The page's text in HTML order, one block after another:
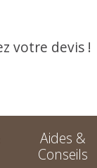
votre devis !
Aides &
Conseils